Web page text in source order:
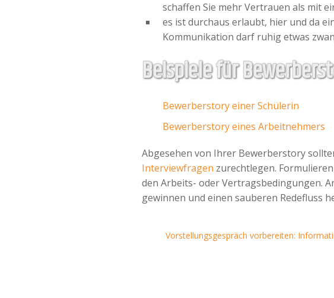
schaffen Sie mehr Vertrauen als mit
es ist durchaus erlaubt, hier und da
Kommunikation darf ruhig etwas
Beispiele für
Bewerberstory einer Schülerin
Bewerberstory eines Arbeitnehmers
Abgesehen von Ihrer Bewerberstory
Interviewfragen zurechtlegen.
den Arbeits- oder Vertragsbedingungen.
gewinnen und einen sauberen Redefluss
Vorstellungsgespräch vorbereiten: